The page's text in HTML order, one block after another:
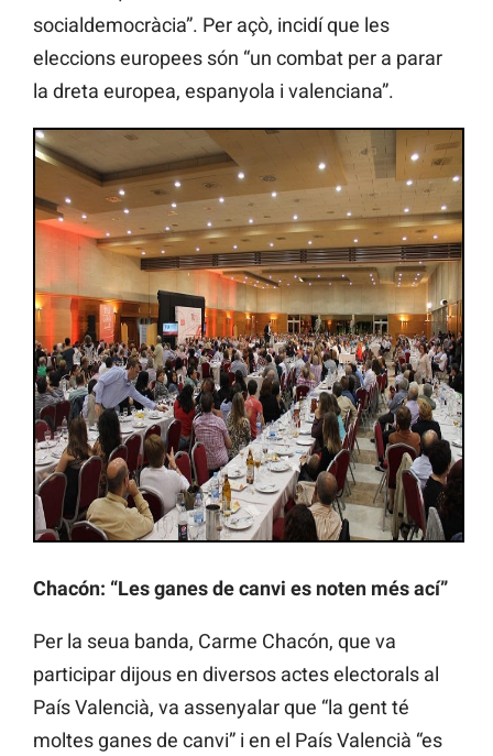
socialdemocràcia”. Per açò, incidí que les
eleccions europees són “un combat per a parar
la dreta europea, espanyola i valenciana”.
Chacón: “Les ganes de canvi es noten més ací”
Per la seua banda, Carme Chacón, que va
participar dijous en diversos actes electorals al
País Valencià, va assenyalar que “la gent té
moltes ganes de canvi” i en el País Valencià “es